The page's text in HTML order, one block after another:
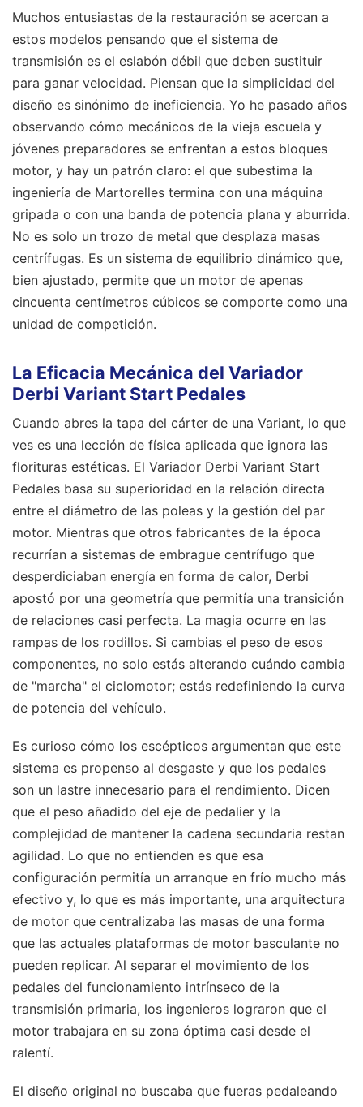
Muchos entusiastas de la restauración se acercan a
estos modelos pensando que el sistema de
transmisión es el eslabón débil que deben sustituir
para ganar velocidad. Piensan que la simplicidad del
diseño es sinónimo de ineficiencia. Yo he pasado años
observando cómo mecánicos de la vieja escuela y
jóvenes preparadores se enfrentan a estos bloques
motor, y hay un patrón claro: el que subestima la
ingeniería de Martorelles termina con una máquina
gripada o con una banda de potencia plana y aburrida.
No es solo un trozo de metal que desplaza masas
centrífugas. Es un sistema de equilibrio dinámico que,
bien ajustado, permite que un motor de apenas
cincuenta centímetros cúbicos se comporte como una
unidad de competición.
La Eficacia Mecánica del Variador
Derbi Variant Start Pedales
Cuando abres la tapa del cárter de una Variant, lo que
ves es una lección de física aplicada que ignora las
florituras estéticas. El Variador Derbi Variant Start
Pedales basa su superioridad en la relación directa
entre el diámetro de las poleas y la gestión del par
motor. Mientras que otros fabricantes de la época
recurrían a sistemas de embrague centrífugo que
desperdiciaban energía en forma de calor, Derbi
apostó por una geometría que permitía una transición
de relaciones casi perfecta. La magia ocurre en las
rampas de los rodillos. Si cambias el peso de esos
componentes, no solo estás alterando cuándo cambia
de "marcha" el ciclomotor; estás redefiniendo la curva
de potencia del vehículo.
Es curioso cómo los escépticos argumentan que este
sistema es propenso al desgaste y que los pedales
son un lastre innecesario para el rendimiento. Dicen
que el peso añadido del eje de pedalier y la
complejidad de mantener la cadena secundaria restan
agilidad. Lo que no entienden es que esa
configuración permitía un arranque en frío mucho más
efectivo y, lo que es más importante, una arquitectura
de motor que centralizaba las masas de una forma
que las actuales plataformas de motor basculante no
pueden replicar. Al separar el movimiento de los
pedales del funcionamiento intrínseco de la
transmisión primaria, los ingenieros lograron que el
motor trabajara en su zona óptima casi desde el
ralentí.
El diseño original no buscaba que fueras pedaleando